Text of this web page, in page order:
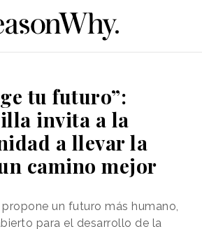
tu futuro”:
invita a la
a llevar la
camino mejor
un futuro más humano,
para el desarrollo de la